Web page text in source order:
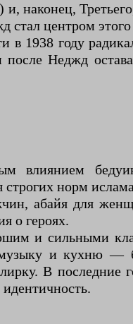
наконец,
центром
1938 году
Неджд
влиянием
норм
абайя для
о героях.
и сильными
музыку и кухню
В последние